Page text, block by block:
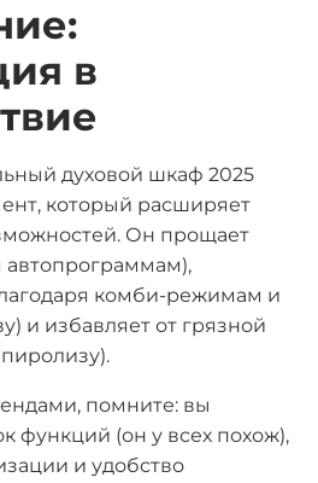
в
духовой шкаф 2025
который расширяет
Он прощает
комби-режимам и
и избавляет от грязной
помните: вы
функций (он у всех похож),
и удобство